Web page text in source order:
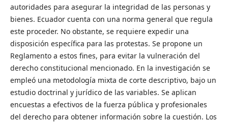
autoridades para asegurar la integridad de las personas y
bienes. Ecuador cuenta con una norma general que regula
este proceder. No obstante, se requiere expedir una
disposición específica para las protestas. Se propone un
Reglamento a estos fines, para evitar la vulneración del
derecho constitucional mencionado. En la investigación se
empleó una metodología mixta de corte descriptivo, bajo un
estudio doctrinal y jurídico de las variables. Se aplican
encuestas a efectivos de la fuerza pública y profesionales
del derecho para obtener información sobre la cuestión. Los